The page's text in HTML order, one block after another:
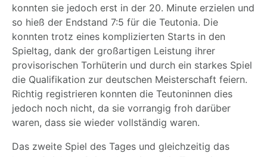
konnten sie jedoch erst in der 20. Minute erzielen und
so hieß der Endstand 7:5 für die Teutonia. Die
konnten trotz eines komplizierten Starts in den
Spieltag, dank der großartigen Leistung ihrer
provisorischen Torhüterin und durch ein starkes Spiel
die Qualifikation zur deutschen Meisterschaft feiern.
Richtig registrieren konnten die Teutoninnen dies
jedoch noch nicht, da sie vorrangig froh darüber
waren, dass sie wieder vollständig waren.
Das zweite Spiel des Tages und gleichzeitig das